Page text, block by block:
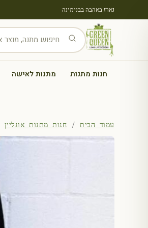
נארז באהבה בבנימינה
חנות מתנות מתנות לאישה
עמוד הבית/ חנות מתנות אונליין